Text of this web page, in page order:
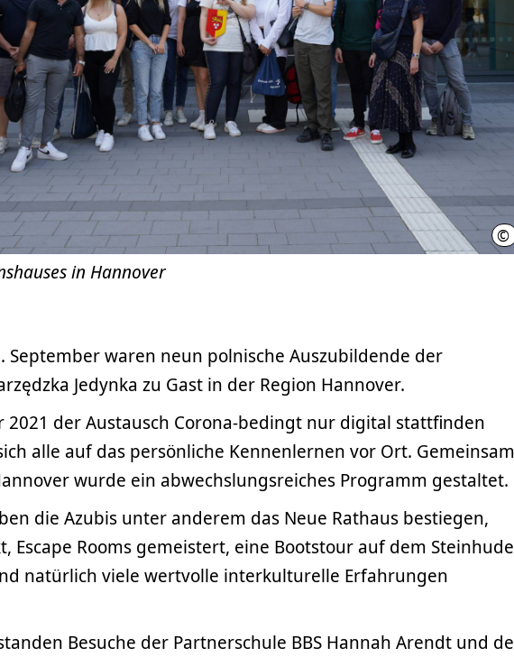
©
in Hannover
September waren neun polnische Auszubildende der
Jedynka zu Gast in der Region Hannover.
2021 der Austausch Corona-bedingt nur digital stattfinden
alle auf das persönliche Kennenlernen vor Ort. Gemeinsam
wurde ein abwechslungsreiches Programm gestaltet.
die Azubis unter anderem das Neue Rathaus bestiegen,
Escape Rooms gemeistert, eine Bootstour auf dem
natürlich viele wertvolle interkulturelle Erfahrungen
Besuche der Partnerschule BBS Hannah Arendt und